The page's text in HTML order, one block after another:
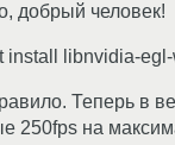
добрый человек!
install libnvidia-
Теперь в
250fps на